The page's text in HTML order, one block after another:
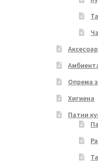
Опрема
Хигиена
Патни